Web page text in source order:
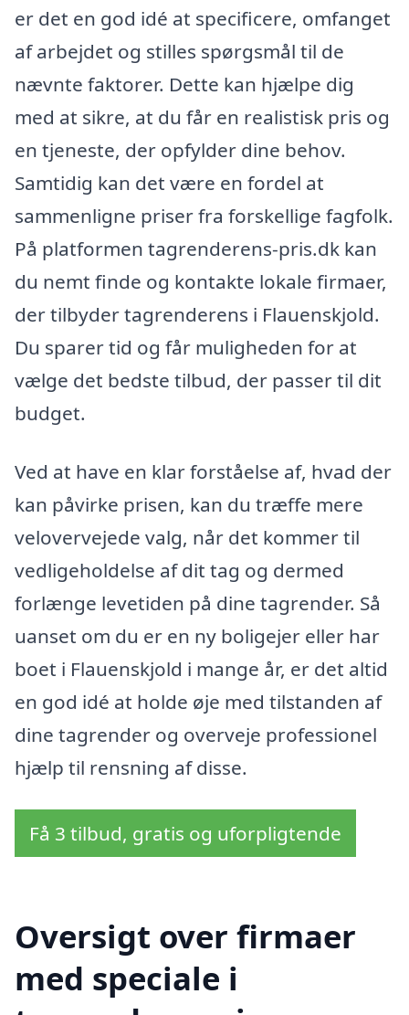
er det en god idé at specificere, omfanget
af arbejdet og stilles spørgsmål til de
nævnte faktorer. Dette kan hjælpe dig
med at sikre, at du får en realistisk pris og
en tjeneste, der opfylder dine behov.
Samtidig kan det være en fordel at
sammenligne priser fra forskellige fagfolk.
På platformen tagrenderens-pris.dk kan
du nemt finde og kontakte lokale firmaer,
der tilbyder tagrenderens i Flauenskjold.
Du sparer tid og får muligheden for at
vælge det bedste tilbud, der passer til dit
budget.
Ved at have en klar forståelse af, hvad der
kan påvirke prisen, kan du træffe mere
velovervejede valg, når det kommer til
vedligeholdelse af dit tag og dermed
forlænge levetiden på dine tagrender. Så
uanset om du er en ny boligejer eller har
boet i Flauenskjold i mange år, er det altid
en god idé at holde øje med tilstanden af
dine tagrender og overveje professionel
hjælp til rensning af disse.
Få 3 tilbud, gratis og uforpligtende
Oversigt over firmaer
med speciale i